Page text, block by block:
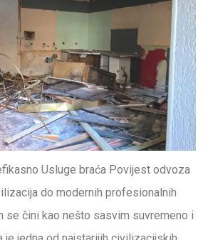
Usluge braća Povijest odvoza
do modernih profesionalnih
se čini kao nešto sasvim suvremeno i